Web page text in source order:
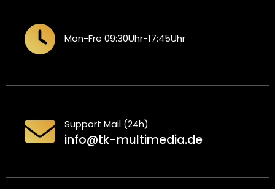
Mon-Fre 09:30Uhr-17:45Uhr
Support Mail (24h)
info@tk-multimedia.de